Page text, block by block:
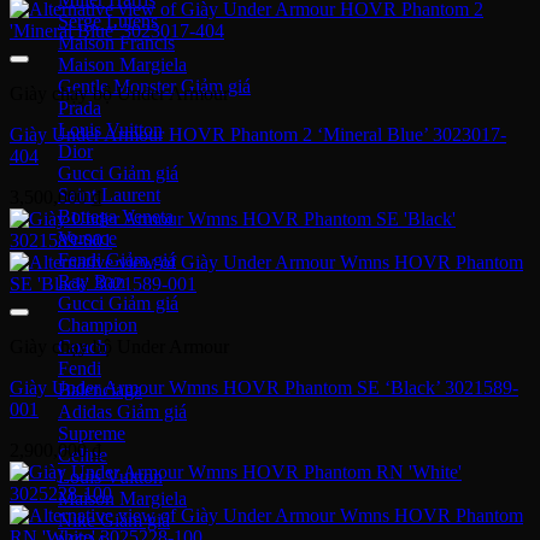
Serge Lutens
Maison Francis
Maison Margiela
Gentle Monster
Prada
Louis Vuitton
Dior
Gucci
Saint Laurent
Bottega Veneta
Versace
Fendi
Ray Ban
Gucci
Champion
Coach
Fendi
Balenciaga
Adidas
Supreme
Celine
Louis Vuitton
Maison Margiela
Nike
Giày chạy bộ Under Armour
Giày Under Armour HOVR Phantom 2 ‘Mineral Blue’ 3023017-
404
3,500,000₫
Giày chạy bộ Under Armour
Giày Under Armour Wmns HOVR Phantom SE ‘Black’ 3021589-
001
2,900,000₫